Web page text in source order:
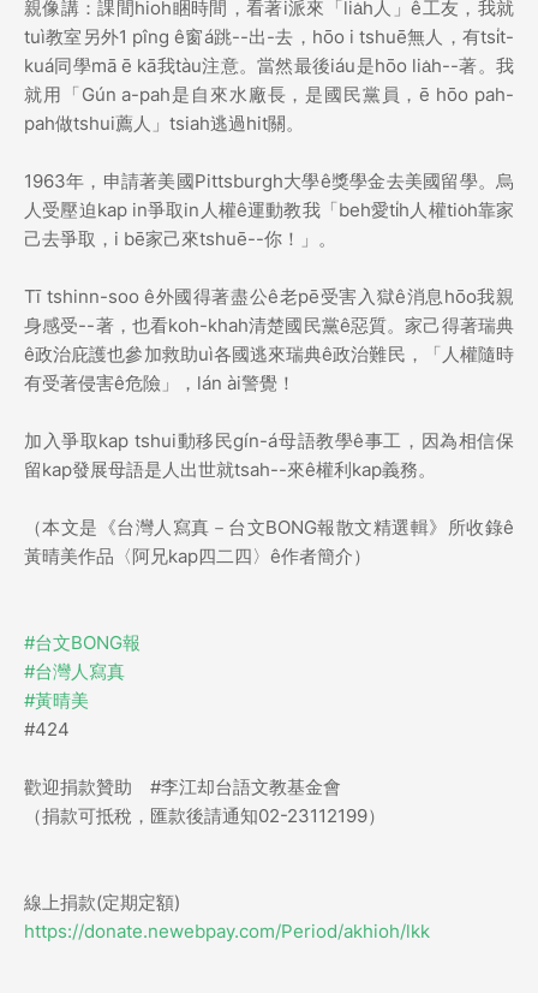
親像講：課間hioh睏時間，看著i派來「lia̍h人」ê工友，我就
tuì教室另外1 pîng ê窗á跳--出-去，hōo i tshuē無人，有tsi̍t-
kuá同學mā ē kā我tàu注意。當然最後iáu是hōo lia̍h--著。我
就用「Gún a-pah是自來水廠長，是國民黨員，ē hōo pah-
pah做tshui薦人」tsiah逃過hit關。
1963年，申請著美國Pittsburgh大學ê獎學金去美國留學。烏
人受壓迫kap in爭取in人權ê運動教我「beh愛ti̍h人權tio̍h靠家
己去爭取，i bē家己來tshuē--你！」。
Tī tshinn-soo ê外國得著盡公ê老pē受害入獄ê消息hōo我親
身感受--著，也看koh-khah清楚國民黨ê惡質。家己得著瑞典
ê政治庇護也參加救助uì各國逃來瑞典ê政治難民，「人權隨時
有受著侵害ê危險」，lán ài警覺！
加入爭取kap tshui動移民gín-á母語教學ê事工，因為相信保
留kap發展母語是人出世就tsah--來ê權利kap義務。
（本文是《台灣人寫真－台文BONG報散文精選輯》所收錄ê
黃晴美作品〈阿兄kap四二四〉ê作者簡介）
#台文BONG報
#台灣人寫真
#黃晴美
#424
歡迎捐款贊助 #李江却台語文教基金會
（捐款可抵稅，匯款後請通知02-23112199）
線上捐款(定期定額)
https://donate.newebpay.com/Period/akhioh/lkk